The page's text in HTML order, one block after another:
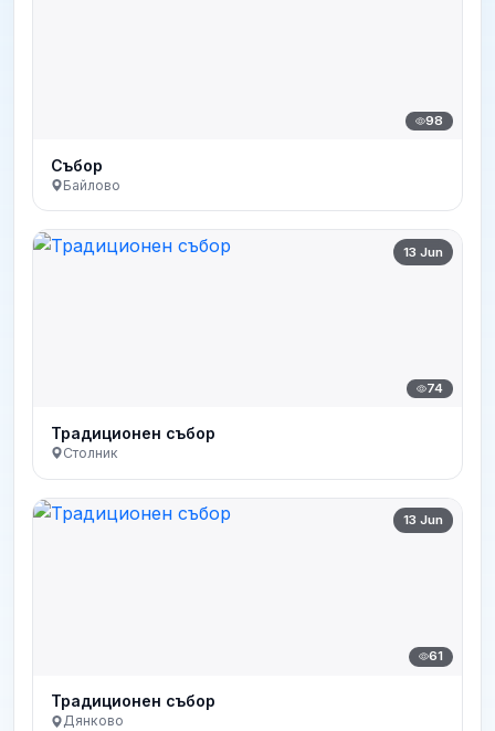
98
Събор
Байлово
13 Jun
74
Традиционен събор
Столник
13 Jun
61
Традиционен събор
Дянково